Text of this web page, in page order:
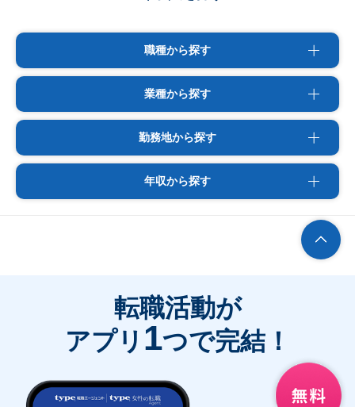
職種から探す
業種から探す
勤務地から探す
年収から探す
転職活動が
アプリ 1つで完結！